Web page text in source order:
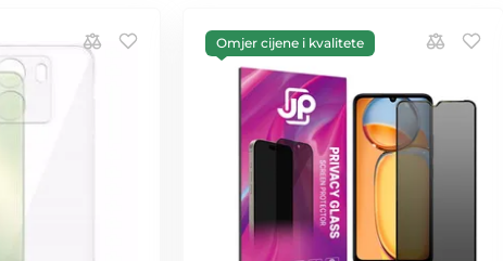
Omjer cijene i kvalitete